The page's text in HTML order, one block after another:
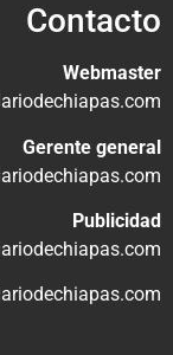
Contacto
Webmaster
Gerente general
Publicidad